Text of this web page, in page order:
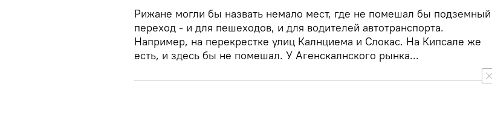
Рижане могли бы назвать немало мест, где не помешал бы подземный
переход - и для пешеходов, и для водителей автотранспорта.
Например, на перекрестке улиц Калнциема и Слокас. На Кипсале же
есть, и здесь бы не помешал. У Агенскалнского рынка...